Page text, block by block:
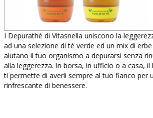
I Depurathè di Vitasnella uniscono la
ad una selezione di tè verde ed un mix di
aiutano il tuo organismo a depurarsi senza
alla leggerezza. In borsa, in ufficio o a casa,
ti permette di averli sempre al tuo fianco per
rinfrescante di benessere.